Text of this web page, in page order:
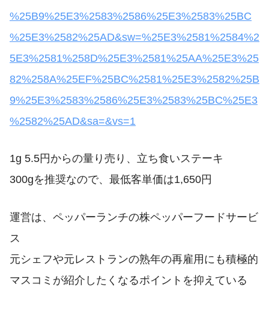
%25B9%25E3%2583%2586%25E3%2583%25BC
%25E3%2582%25AD&sw=%25E3%2581%2584%2
5E3%2581%258D%25E3%2581%25AA%25E3%25
82%258A%25EF%25BC%2581%25E3%2582%25B
9%25E3%2583%2586%25E3%2583%25BC%25E3
%2582%25AD&sa=&vs=1
1g 5.5円からの量り売り、立ち食いステーキ
300gを推奨なので、最低客単価は1,650円
運営は、ペッパーランチの株ペッパーフードサービ
ス
元シェフや元レストランの熟年の再雇用にも積極的
マスコミが紹介したくなるポイントを抑えている